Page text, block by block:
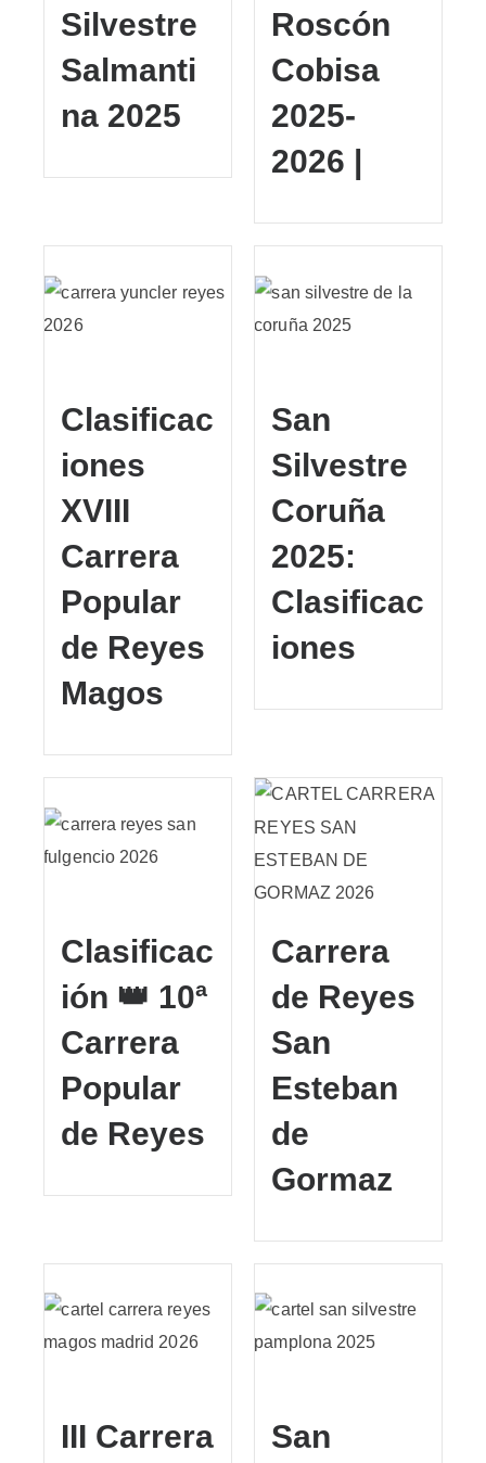
Silvestre
Salmanti
na 2025
Roscón
Cobisa
2025-
2026 |
Clasificac
iones
XVIII
Carrera
Popular
de Reyes
Magos
San
Silvestre
Coruña
2025:
Clasificac
iones
Clasificac
ión 👑 10ª
Carrera
Popular
de Reyes
Carrera
de Reyes
San
Esteban
de
Gormaz
III Carrera
San